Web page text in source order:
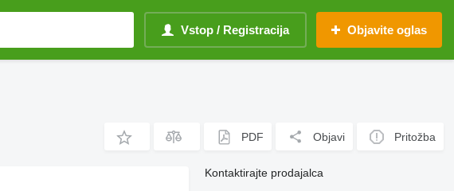
Vstop / Registracija Objavite oglas
PDF Objavi Pritožba
Kontaktirajte prodajalca